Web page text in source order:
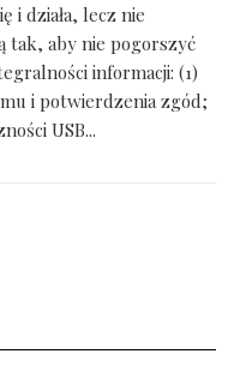
i działa, lecz nie
tak, aby nie pogorszyć
informacji: (1)
i potwierdzenia zgód;
USB...